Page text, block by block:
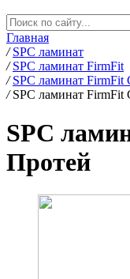
Главная
/ SPC ламинат
/ SPC ламинат FirmFit
/ SPC ламинат FirmFit
/ SPC ламинат FirmFit
SPC
Протей